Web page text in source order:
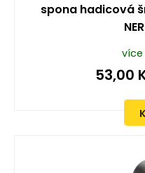
spona hadicová
více
53,00